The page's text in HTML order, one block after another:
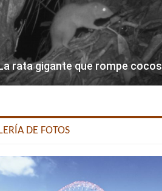
rata gigante que rompe cocos
DE FOTOS